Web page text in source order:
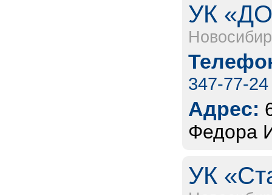
УК
347-77-24
Адрес:
Федора
УК